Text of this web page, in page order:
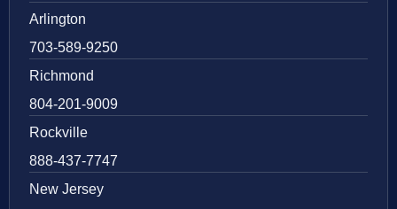
Arlington
703-589-9250
Richmond
804-201-9009
Rockville
888-437-7747
New Jersey